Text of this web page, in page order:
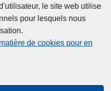
le site web utilise
pour lesquels nous
de cookies pour en